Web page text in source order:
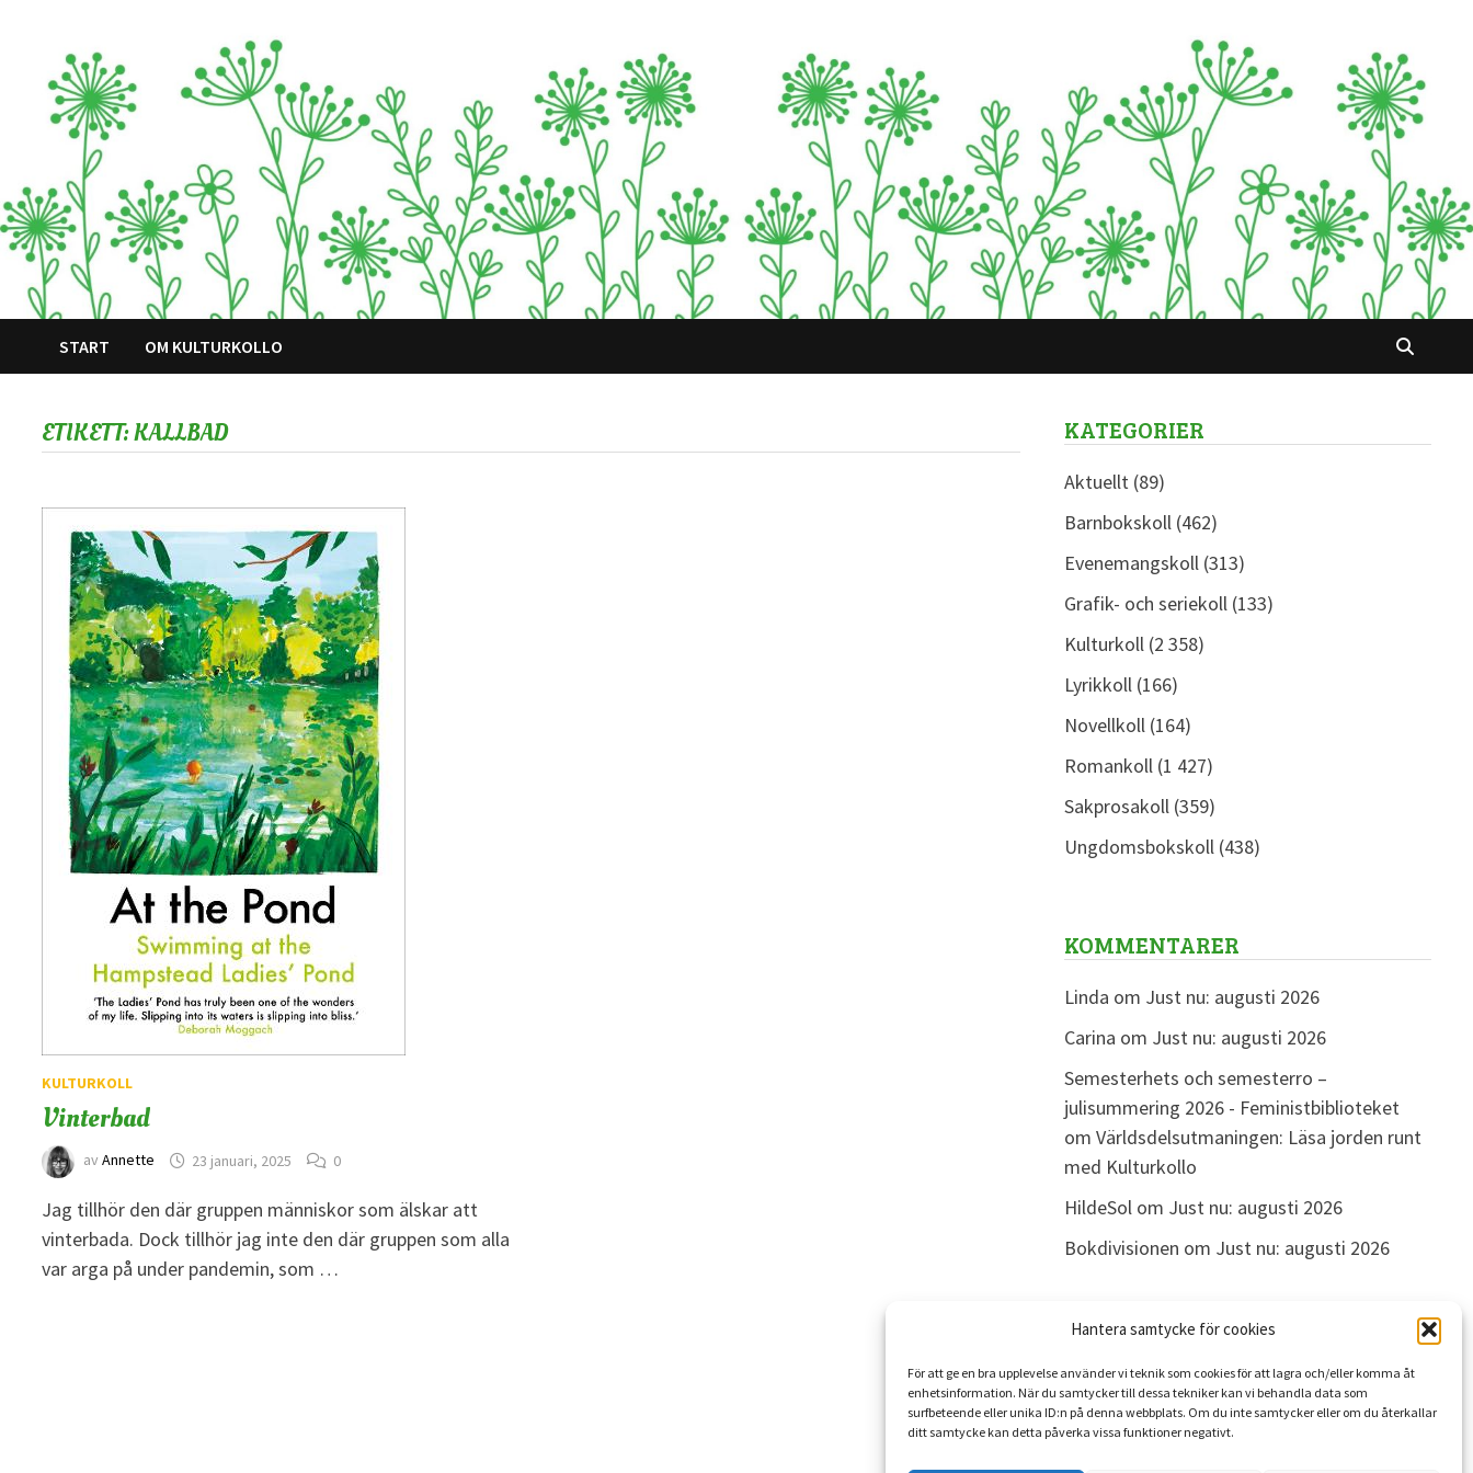
Hantera samtycke för cookies
För att ge en bra upplevelse använder vi teknik som cookies för att lagra och/eller komma åt
enhetsinformation. När du samtycker till dessa tekniker kan vi behandla data som
surfbeteende eller unika ID:n på denna webbplats. Om du inte samtycker eller om du återkallar
ditt samtycke kan detta påverka vissa funktioner negativt.
START OM KULTURKOLLO
ETIKETT:KALLBAD
KULTURKOLL
Vinterbad
avAnnette 23 januari, 2025 0
Jag tillhör den där gruppen människor som älskar att
vinterbada. Dock tillhör jag inte den där gruppen som alla
var arga på under pandemin, som …
KATEGORIER
Aktuellt(89)
Barnbokskoll(462)
Evenemangskoll(313)
Grafik- och seriekoll(133)
Kulturkoll(2 358)
Lyrikkoll(166)
Novellkoll(164)
Romankoll(1 427)
Sakprosakoll(359)
Ungdomsbokskoll(438)
KOMMENTARER
Linda om Just nu: augusti 2026
Carina om Just nu: augusti 2026
Semesterhets och semesterro –
julisummering 2026 - Feministbiblioteket
om Världsdelsutmaningen: Läsa jorden runt
med Kulturkollo
HildeSolom Just nu: augusti 2026
Bokdivisionen om Just nu: augusti 2026
ARKIV
Arkiv